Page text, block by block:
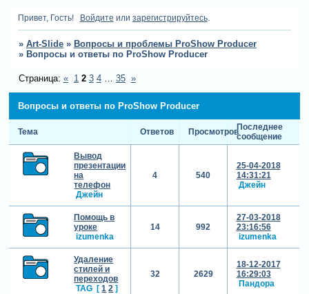
Привет, Гость! Войдите или зарегистрируйтесь.
» Art-Slide » Вопросы и проблемы ProShow Producer
» Вопросы и ответы по ProShow Producer
Вопросы и ответы по ProShow Producer
Страница: « 1 2 3 4 … 35 »
Тема Ответов ПросмотровПоследнее
сообщение
Вывод
презентации
на
телефон
Джейн
4 540
25-04-2018
14:31:21
Джейн
Помощь в
уроке
izumenka
14 992
27-03-2018
23:16:56
izumenka
Удаление
стилей и
переходов
TAG [ 1 2 ]
32 2629
18-12-2017
16:29:03
Пандора